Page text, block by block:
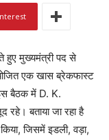
हुए मुख्यमंत्री पद से
एक खास ब्रेकफास्ट
बैठक में D. K.
बताया जा रहा है
जिसमें इडली, वड़ा,